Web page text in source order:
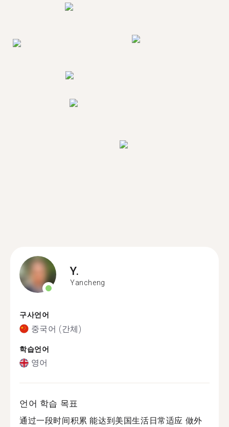
Y.
Yancheng
구사언어
중국어 (간체)
학습언어
영어
언어 학습 목표
通过一段时间积累 能达到美国生活日常适应 做外